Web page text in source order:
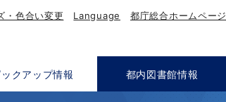
・色合い変更 Language 都庁総合ホームページ
ックアップ情報 都内図書館情報